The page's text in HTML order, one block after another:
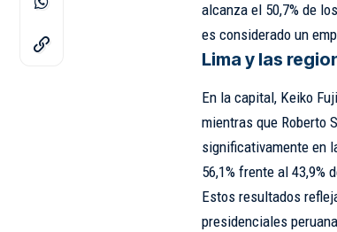
alcanza el 50,7% de
es considerado un
Lima y las
En la capital, Keiko
mientras que Roberto
significativamente en
56,1% frente al 43,9%
Estos resultados
presidenciales